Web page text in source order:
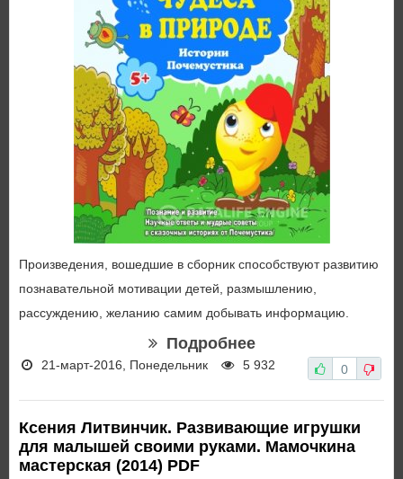
Произведения, вошедшие в сборник способствуют развитию
познавательной мотивации детей, размышлению,
рассуждению, желанию самим добывать информацию.
Подробнее
21-март-2016, Понедельник 5 932 0
Ксения Литвинчик. Развивающие игрушки
для малышей своими руками. Мамочкина
мастерская (2014) PDF